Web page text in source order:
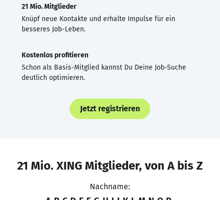
21 Mio. Mitglieder
Knüpf neue Kontakte und erhalte Impulse für ein
besseres Job-Leben.
Kostenlos profitieren
Schon als Basis-Mitglied kannst Du Deine Job-Suche
deutlich optimieren.
Jetzt registrieren
21 Mio. XING Mitglieder, von A bis Z
Nachname: